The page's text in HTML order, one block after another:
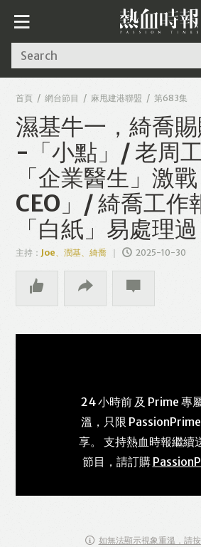
Search
首頁 網台節目 麻甩建港聯盟 第683集
濕基牛一，綺喬
-「小點」/ 老周
「企業醫生」激
CEO」/ 綺喬工作
「白紙」易處理過
主持：Joe、潤基、綺喬 2025-10-30
24 小時前 及 Prime 專
溫，只限
享。 支持熱血時報繼續
節目，請訂購
如無法顯示視象重溫，請按